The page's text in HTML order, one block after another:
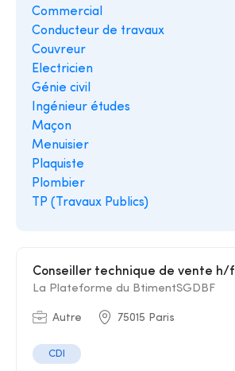
Commercial
Conducteur de travaux
Couvreur
Electricien
Génie civil
Ingénieur études
Maçon
Menuisier
Plaquiste
Plombier
TP (Travaux Publics)
Conseiller technique de vente h/f
La Plateforme du BtimentSGDBF
Autre 75015 Paris
CDI